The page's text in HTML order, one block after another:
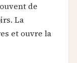
de
La
et ouvre la